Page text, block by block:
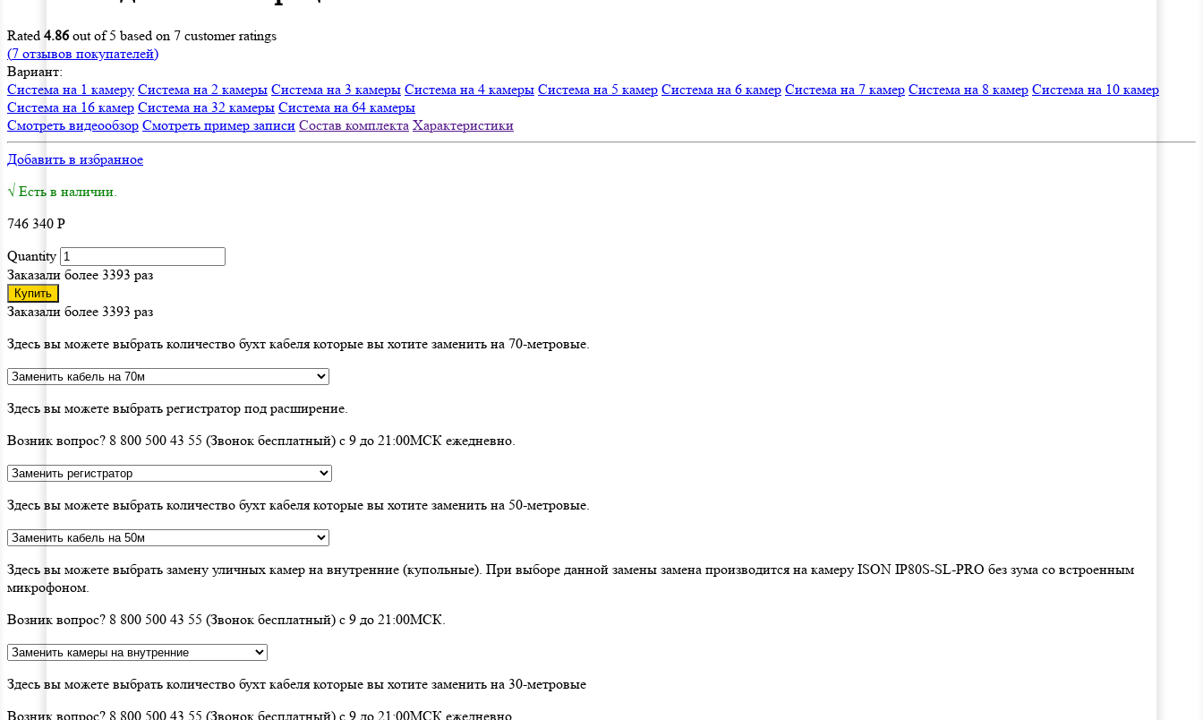
Rated 4.86 out of 5 based on 7 customer ratings
(7 отзывов покупателей)
Вариант:
Система на 1 камеру Система на 2 камеры Система на 3 камеры Система на 4 камеры Система на 5 камер Система на 6 камер Система на 7 камер Система на 8 камер Система на 10 камер
Система на 16 камер Система на 32 камеры Система на 64 камеры
Смотреть видеообзор Смотреть пример записи Состав комплекта Характеристики
Добавить в избранное
√ Есть в наличии.
746 340 Р
Quantity
Заказали более 3393 раз
Купить
Заказали более 3393 раз
Здесь вы можете выбрать количество бухт кабеля которые вы хотите заменить на 70-метровые.
Здесь вы можете выбрать регистратор под расширение.
Возник вопрос? 8 800 500 43 55 (Звонок бесплатный) с 9 до 21:00МСК ежедневно.
Здесь вы можете выбрать количество бухт кабеля которые вы хотите заменить на 50-метровые.
Здесь вы можете выбрать замену уличных камер на внутренние (купольные). При выборе данной замены замена производится на камеру ISON IP80S-SL-PRO без зума со встроенным
микрофоном.
Возник вопрос? 8 800 500 43 55 (Звонок бесплатный) с 9 до 21:00МСК.
Здесь вы можете выбрать количество бухт кабеля которые вы хотите заменить на 30-метровые
Возник вопрос? 8 800 500 43 55 (Звонок бесплатный) с 9 до 21:00МСК ежедневно.